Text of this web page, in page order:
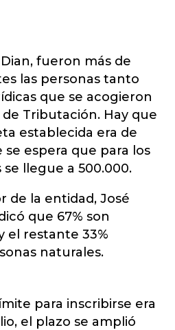
fueron más de
las personas tanto
que se acogieron
Tributación. Hay que
establecida era de
se espera que para los
llegue a 500.000.
de la entidad, José
que 67% son
el restante 33%
naturales.
para inscribirse era
el plazo se amplió